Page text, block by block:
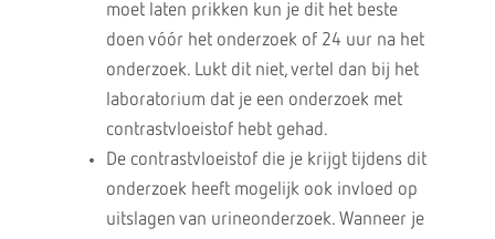
moet laten prikken kun je dit het beste
doen vóór het onderzoek of 24 uur na het
onderzoek. Lukt dit niet, vertel dan bij het
laboratorium dat je een onderzoek met
contrastvloeistof hebt gehad.
De contrastvloeistof die je krijgt tijdens dit
onderzoek heeft mogelijk ook invloed op
uitslagen van urineonderzoek. Wanneer je